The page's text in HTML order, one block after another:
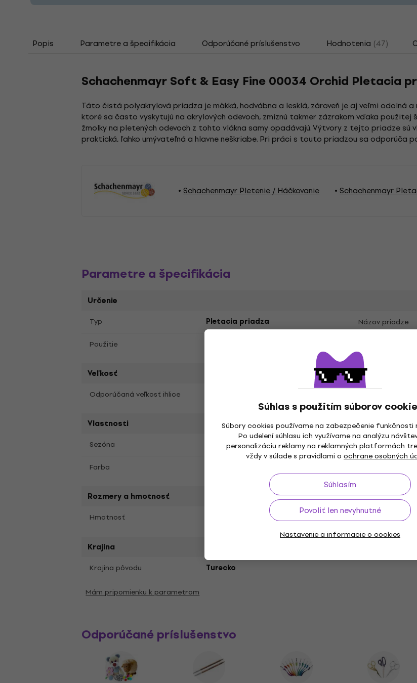
Súhlas s použitím súborov
Súbory cookies používame na zabezpečenie funkčnosti
Po udelení súhlasu ich využívame na analýzu
personalizáciu reklamy na reklamných platformách
vždy v súlade s pravidlami o ochrane osobných
Súhlasím
Povoliť len nevyhnutné
Nastavenie a informacie o cookies
Popis Parametre a špecifikácia Odporúčané príslušenstvo Hodnotenia (47)
Schachenmayr Soft & Easy Fine 00034 Orchid Pletacia
Táto čistá polyakrylová priadza je mäkká, hodvábna a lesklá, zároveň je aj veľmi odolná a
ktoré sa často vyskytujú na akrylových odevoch, zmiznú takmer zázrakom vďaka
žmolky na pletených odevoch z tohto vlákna samy opadávajú. Výtvory z tejto priadze
praktická, ľahko umývateľná a hlavne neškriabe. Pri práci s touto priadzou sa odporúča
Schachenmayr Pletenie / Háčkovanie Schachenmayr
Parametre a špecifikácia
Určenie
Typ Pletacia priadza Názov priadze
Použitie
Veľkosť
Odporúčaná veľkosť ihlice
Vlastnosti
Sezóna Jar, Leto Zloženie
Farba
Rozmery a hmotnosť
Hmotnosť Dĺžka
Krajina
Krajina pôvodu Turecko
Mám pripomienku k parametrom
Odporúčané príslušenstvo